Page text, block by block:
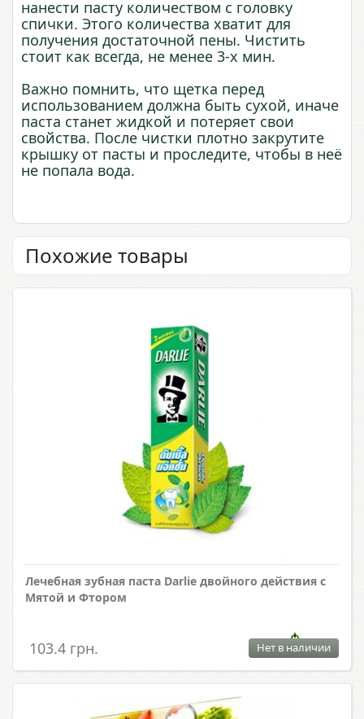
нанести пасту количеством с головку
спички. Этого количества хватит для
получения достаточной пены. Чистить
стоит как всегда, не менее 3-х мин.
Важно помнить, что щетка перед
использованием должна быть сухой, иначе
паста станет жидкой и потеряет свои
свойства. После чистки плотно закрутите
крышку от пасты и проследите, чтобы в неё
не попала вода.
Похожие товары
Лечебная зубная паста Darlie двойного действия с
Мятой и Фтором
103.4 грн. Нет в наличии